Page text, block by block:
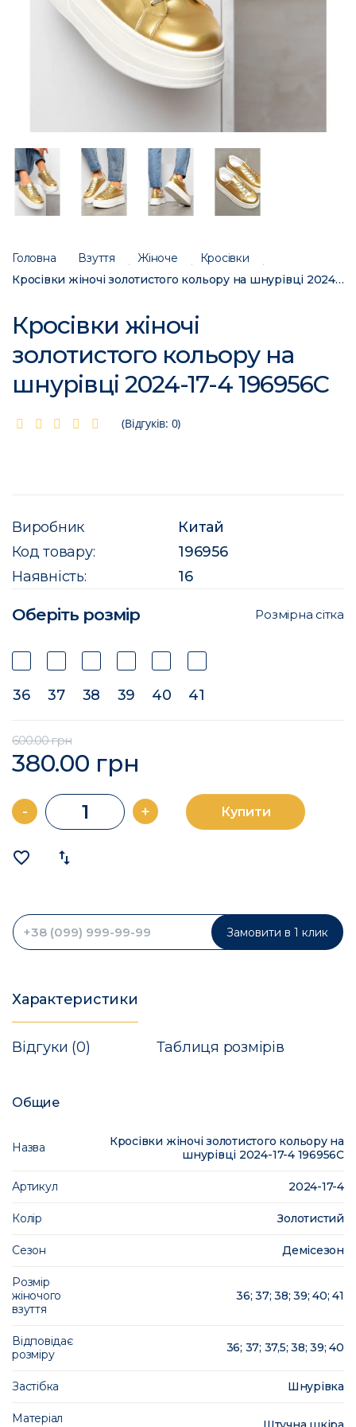
Головна Взуття Жіноче
Кросівки
Кросівки жіночі золотистого кольору на шнурівці 2024-17-4 196956C
Кросівки жіночі
золотистого кольору на
шнурівці 2024-17-4 196956C
(Відгуків: 0)
Виробник
Китай
Код товару:
196956
Наявність:
16
Оберіть розмір Розмірна сітка
36 37 38 39 40 41
600.00 грн
380.00 грн
- + Купити
favorite_border import_export
Замовити в 1 клик
Характеристики
Відгуки (0) Таблиця розмірів
Общие
Назва
Кросівки жіночі золотистого кольору на
шнурівці 2024-17-4 196956C
Артикул 2024-17-4
Колір Золотистий
Сезон Демісезон
Розмір
жіночого
взуття
36; 37; 38; 39; 40; 41
Відповідає
розміру
36; 37; 37,5; 38; 39; 40
Застібка Шнурiвка
Матеріал